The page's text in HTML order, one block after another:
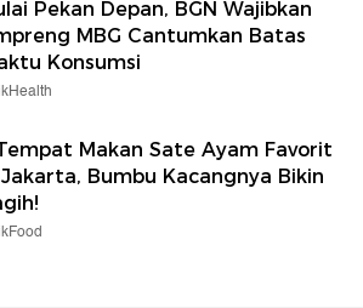
Pekan Depan, BGN Wajibkan
MBG Cantumkan Batas
Konsumsi
Makan Sate Ayam Favorit
Bumbu Kacangnya Bikin